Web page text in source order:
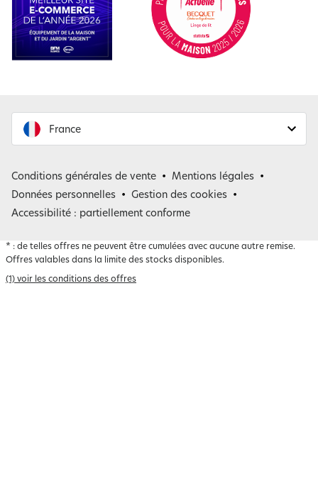
France
Belgique
Conditions générales de vente
Mentions légales
Données personnelles
Gestion des cookies
Accessibilité : partiellement conforme
* : de telles offres ne peuvent être cumulées avec aucune autre remise.
Offres valables dans la limite des stocks disponibles.
(1) voir les conditions des offres